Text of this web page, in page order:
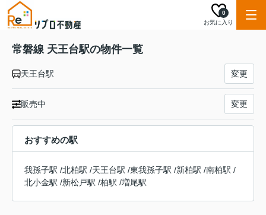
お気に入り
0
常磐線 天王台駅の物件一覧
天王台駅 変更
販売中 変更
おすすめの駅
我孫子駅 /北柏駅 /天王台駅 /東我孫子駅 /新柏駅 /南柏駅 /
北小金駅 /新松戸駅 /柏駅 /増尾駅